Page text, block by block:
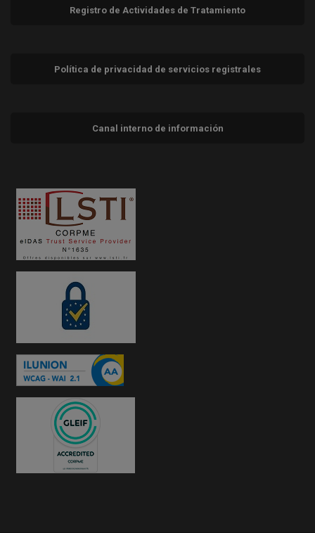
Registro de Actividades de Tratamiento
Política de privacidad de servicios registrales
Canal interno de información